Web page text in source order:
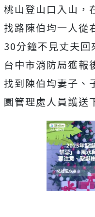
桃山登山口入山，
找路陳伯均一人從
30分鐘不見丈夫回
台中市消防局獲報
找到陳伯均妻子、
園管理處人員護送